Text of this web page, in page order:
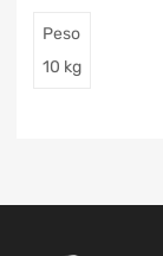
Peso
10 kg